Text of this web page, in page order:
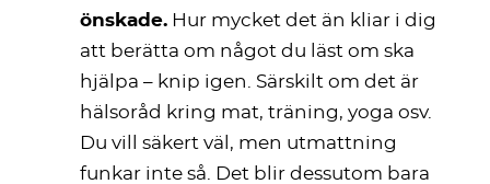
önskade. Hur mycket det än kliar i dig
att berätta om något du läst om ska
hjälpa – knip igen. Särskilt om det är
hälsoråd kring mat, träning, yoga osv.
Du vill säkert väl, men utmattning
funkar inte så. Det blir dessutom bara